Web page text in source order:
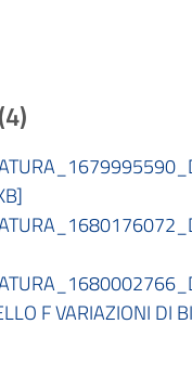
F VARIAZIONI DI